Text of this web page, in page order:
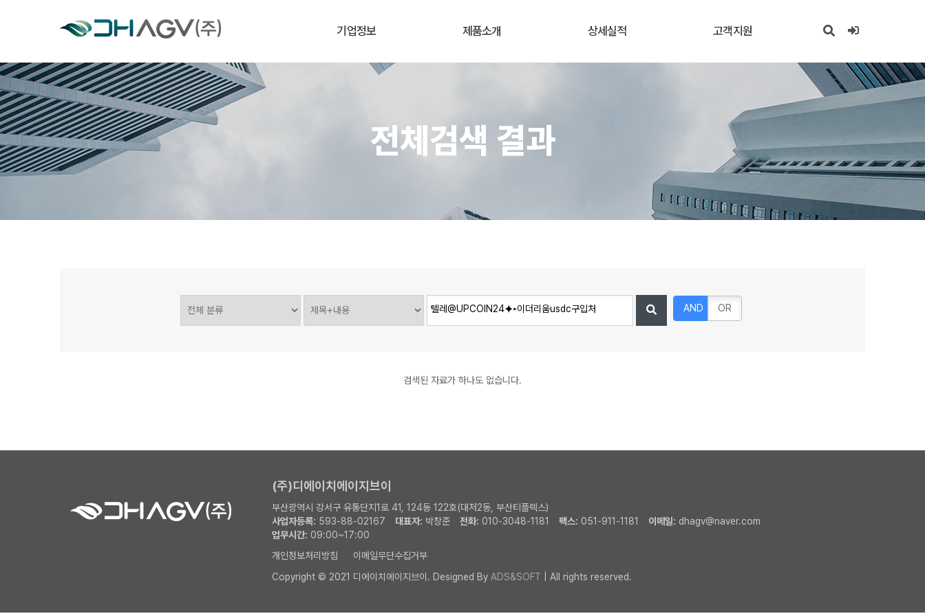
기업정보 제품소개 상세실적 고객지원
전체검색 결과
AND OR
검색된 자료가 하나도 없습니다.
(주)디에이치에이지브이
부산광역시 강서구 유통단지1로 41, 124동 122호(대저2동, 부산티플렉스)
사업자등록: 593-88-02167 대표자: 박창준 전화: 010-3048-1181 팩스: 051-911-1181 이메일: dhagv@naver.com
업무시간: 09:00~17:00
개인정보처리방침
이메일무단수집거부
Copyright © 2021 디에이치에이지브이. Designed By ADS&SOFT | All rights reserved.